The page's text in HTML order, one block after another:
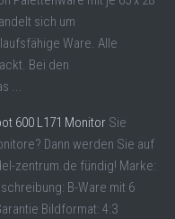
sich um
Ware. Alle
Bei den
...
600 L171 Monitor Sie
Dann werden Sie auf
zentrum.de fündig! Marke:
B-Ware mit 6
Bildformat: 4:3